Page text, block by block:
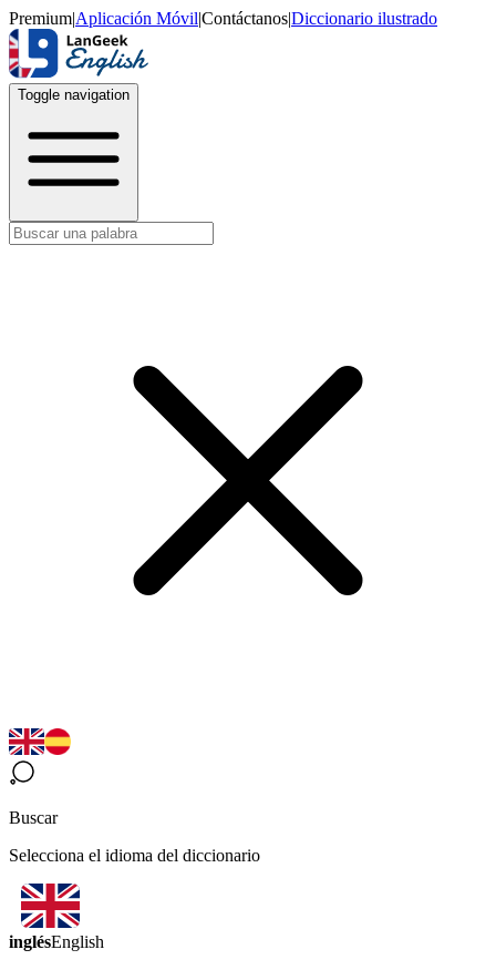
Premium|Aplicación Móvil|Contáctanos|Diccionario ilustrado
Toggle navigation
Buscar
Selecciona el idioma del diccionario
inglésEnglish